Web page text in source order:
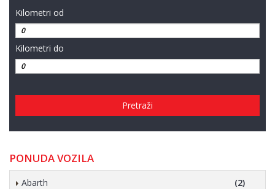
Kilometri od
Kilometri do
Pretraži
PONUDA VOZILA
Abarth (2)